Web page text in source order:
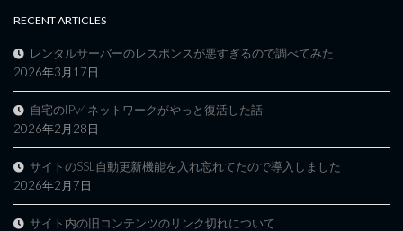
RECENT ARTICLES
レンタルサーバーのレスポンスが悪すぎるので調べてみた
2026年3月17日
自宅のIPv4ネットワークがやっと復活した話
2026年2月28日
サイトのSSL自動更新機能を入れ忘れてたので導入しました
2026年2月7日
サイト内の旧コンテンツのリンク切れについて